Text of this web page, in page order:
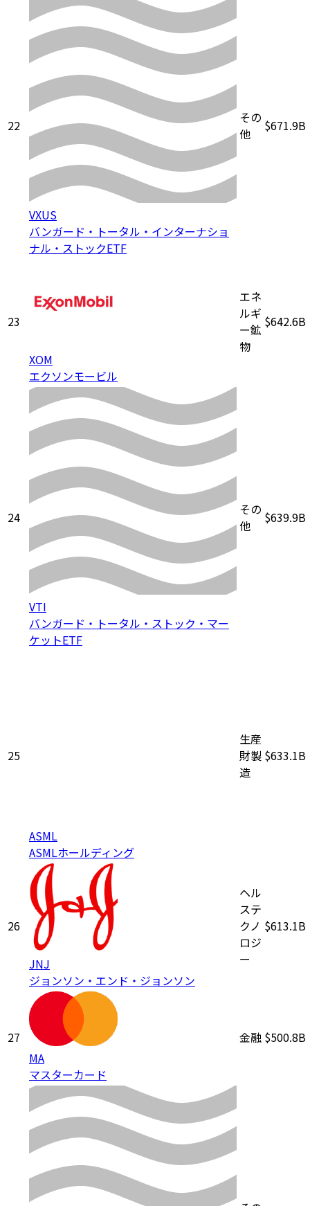
22
VXUS
バンガード・トータル・インターナショ
ナル・ストックETF
その
他
$671.9B
23
XOM
エクソンモービル
エネ
ルギ
ー鉱
物
$642.6B
24
VTI
バンガード・トータル・ストック・マー
ケットETF
その
他
$639.9B
25
ASML
ASMLホールディング
生産
財製
造
$633.1B
26
JNJ
ジョンソン・エンド・ジョンソン
ヘル
ステ
クノ
ロジ
ー
$613.1B
27
MA
マスターカード
金融 $500.8B